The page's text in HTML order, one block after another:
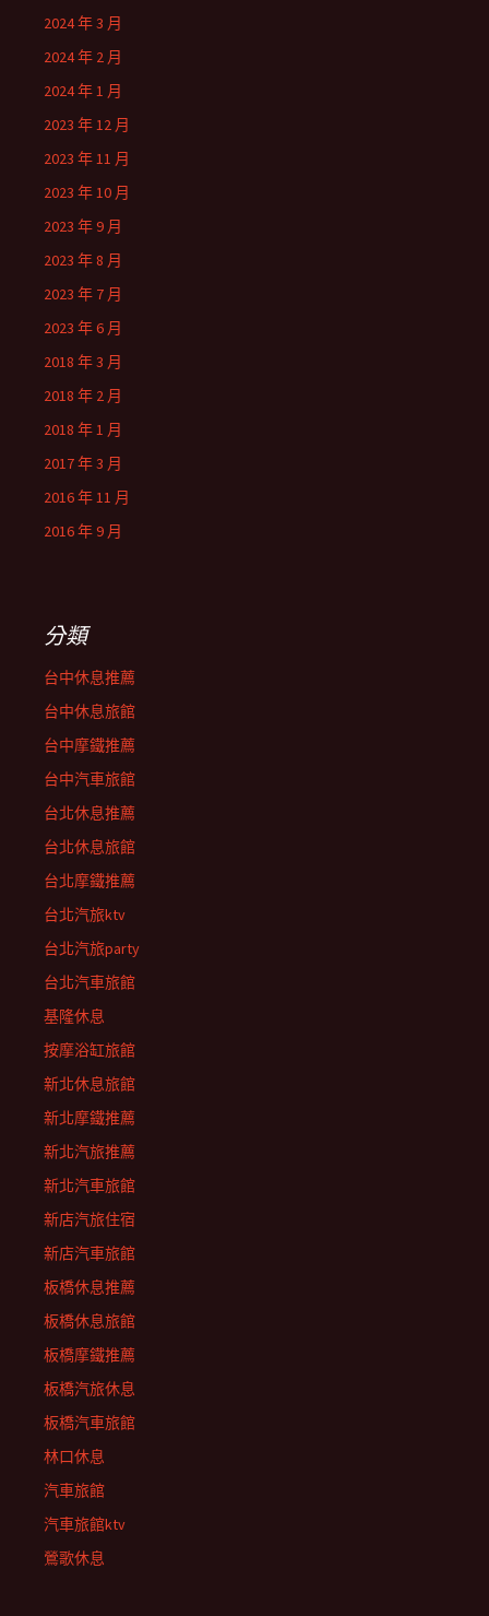
2024 年 3 月
2024 年 2 月
2024 年 1 月
2023 年 12 月
2023 年 11 月
2023 年 10 月
2023 年 9 月
2023 年 8 月
2023 年 7 月
2023 年 6 月
2018 年 3 月
2018 年 2 月
2018 年 1 月
2017 年 3 月
2016 年 11 月
2016 年 9 月
分類
台中休息推薦
台中休息旅館
台中摩鐵推薦
台中汽車旅館
台北休息推薦
台北休息旅館
台北摩鐵推薦
台北汽旅ktv
台北汽旅party
台北汽車旅館
基隆休息
按摩浴缸旅館
新北休息旅館
新北摩鐵推薦
新北汽旅推薦
新北汽車旅館
新店汽旅住宿
新店汽車旅館
板橋休息推薦
板橋休息旅館
板橋摩鐵推薦
板橋汽旅休息
板橋汽車旅館
林口休息
汽車旅館
汽車旅館ktv
鶯歌休息